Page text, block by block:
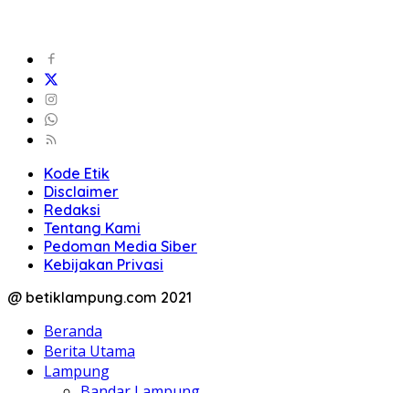
Kode Etik
Disclaimer
Redaksi
Tentang Kami
Pedoman Media Siber
Kebijakan Privasi
@ betiklampung.com 2021
Beranda
Berita Utama
Lampung